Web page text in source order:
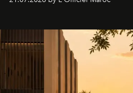
londonien et construite depuis